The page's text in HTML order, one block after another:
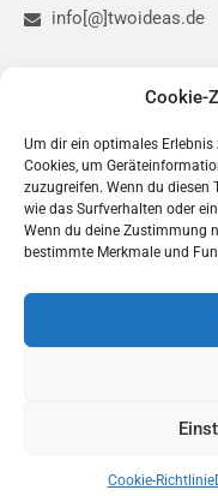
Cookie-
Um dir ein optimales Erlebnis
Cookies, um
zuzugreifen. Wenn du diesen
wie das Surfverhalten oder
Wenn du deine Zustimmung
bestimmte Merkmale und
Cookie-Richtlinie
info[@]twoideas.de
Refernzprojekte